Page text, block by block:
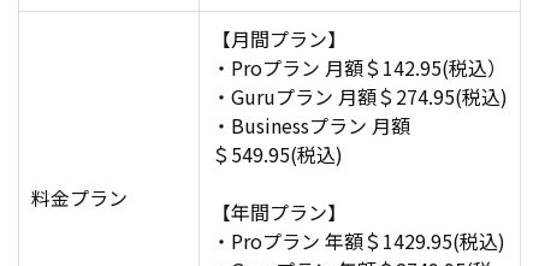
料金プラン
【月間プラン】
・Proプラン 月額＄142.95(税込）
・Guruプラン 月額＄274.95(税込)
・Businessプラン 月額
＄549.95(税込)
【年間プラン】
・Proプラン 年額＄1429.95(税込)